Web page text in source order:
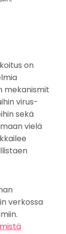
on
mekanismit
virus­
sekä
vielä
verkossa